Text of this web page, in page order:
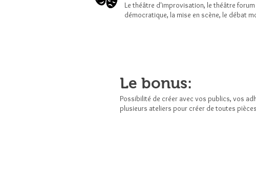
Le théâtre d'improvisation, le théâtre
démocratique, la mise en scène, le débat
Le bonus:
Possibilité de créer avec vos publics, vos
plusieurs ateliers pour créer de toutes